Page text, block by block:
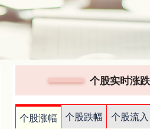
个股实时涨
个股涨幅 个股跌幅 个股流入